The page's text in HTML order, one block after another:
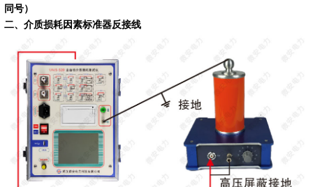
同号）
二、 介质损耗因素标准器反接线